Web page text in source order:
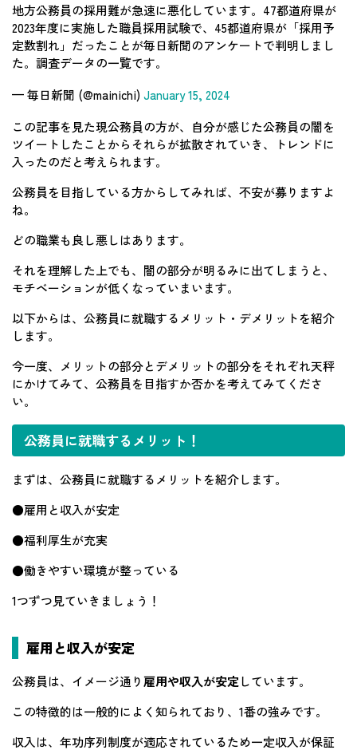
地方公務員の採用難が急速に悪化しています。47都道府県が
2023年度に実施した職員採用試験で、45都道府県が「採用予
定数割れ」だったことが毎日新聞のアンケートで判明しまし
た。調査データの一覧です。
— 毎日新聞 (@mainichi) January 15, 2024
この記事を見た現公務員の方が、自分が感じた公務員の闇を
ツイートしたことからそれらが拡散されていき、トレンドに
入ったのだと考えられます。
公務員を目指している方からしてみれば、不安が募りますよ
ね。
どの職業も良し悪しはあります。
それを理解した上でも、闇の部分が明るみに出てしまうと、
モチベーションが低くなっていまいます。
以下からは、公務員に就職するメリット・デメリットを紹介
します。
今一度、メリットの部分とデメリットの部分をそれぞれ天秤
にかけてみて、公務員を目指すか否かを考えてみてくださ
い。
公務員に就職するメリット！
まずは、公務員に就職するメリットを紹介します。
●雇用と収入が安定
●福利厚生が充実
●働きやすい環境が整っている
1つずつ見ていきましょう！
雇用と収入が安定
公務員は、イメージ通り雇用や収入が安定しています。
この特徴的は一般的によく知られており、1番の強みです。
収入は、年功序列制度が適応されているため一定収入が保証